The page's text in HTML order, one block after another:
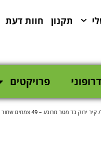
תקנון
חוות דעת
פרויקטים
/ קיר ירוק בד מטר מרובע – 49 צמחים שחור